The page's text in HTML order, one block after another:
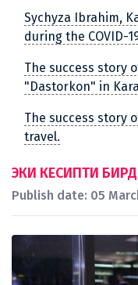
Sychyza Ibrahim,
during the COVID-
The success story
"Dastorkon" in
The success story
travel.
ЭКИ КЕСИПТИ
Publish date: 05